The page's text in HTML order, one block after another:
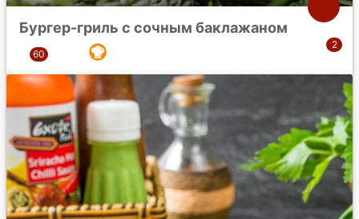
Бургер-гриль с сочным баклажаном